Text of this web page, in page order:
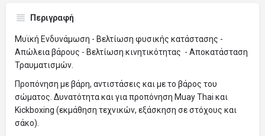
Περιγραφή
Μυϊκή Ενδυνάμωση - Βελτίωση φυσικής κατάστασης -
Απώλεια βάρους - Βελτίωση κινητικότητας - Αποκατάσταση
Τραυματισμών.
Προπόνηση με βάρη, αντιστάσεις και με το βάρος του
σώματος. Δυνατότητα και για προπόνηση Muay Thai και
Kickboxing (εκμάθηση τεχνικών, εξάσκηση σε στόχους και
σάκο).